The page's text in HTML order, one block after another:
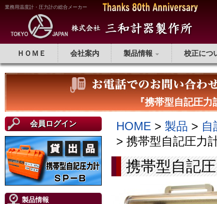
業務用温度計・圧力計の総合メーカー
ＨＯＭＥ 会社案内 製品情報 校正につ
『携帯型自記圧
会員ログイン
製品情報
HOME > 製品 > 自
> 携帯型自記圧力
携帯型自記